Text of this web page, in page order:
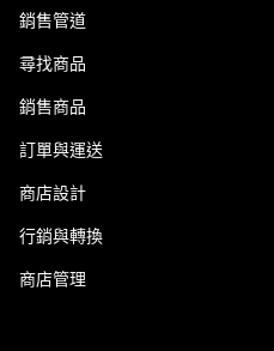
銷售管道
尋找商品
銷售商品
訂單與運送
商店設計
行銷與轉換
商店管理